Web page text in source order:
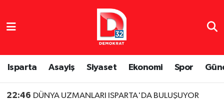
Isparta Asayiş Siyaset Ekonomi Spor
22:46 DÜNYA UZMANLARI ISPARTA'DA BULUŞUYOR
Isparta Nöbetçi Eczaneler
Isparta Hava Durumu
Isparta Namaz Vakitleri